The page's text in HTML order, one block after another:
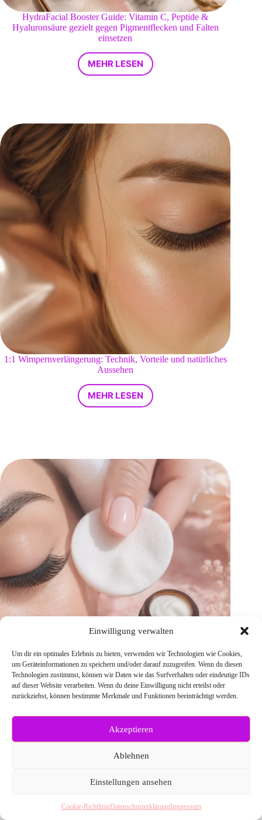
Einwilligung verwalten
Um dir ein optimales Erlebnis zu bieten, verwenden wir Technologien wie Cookies,
um Geräteinformationen zu speichern und/oder darauf zuzugreifen. Wenn du diesen
Technologien zustimmst, können wir Daten wie das Surfverhalten oder eindeutige IDs
auf dieser Website verarbeiten. Wenn du deine Einwilligung nicht erteilst oder
zurückziehst, können bestimmte Merkmale und Funktionen beeinträchtigt werden.
Akzeptieren
Ablehnen
Einstellungen ansehen
Cookie-RichtlinieDatenschutzerklärungImpressum
HydraFacial Booster Guide: Vitamin C, Peptide &
Hyaluronsäure gezielt gegen Pigmentflecken und Falten
einsetzen
MEHR LESEN
1:1 Wimpernverlängerung: Technik, Vorteile und natürliches
Aussehen
MEHR LESEN
Wimpern Extensions Entferner: Sichere Entfernung und beste
Produkte
MEHR LESEN